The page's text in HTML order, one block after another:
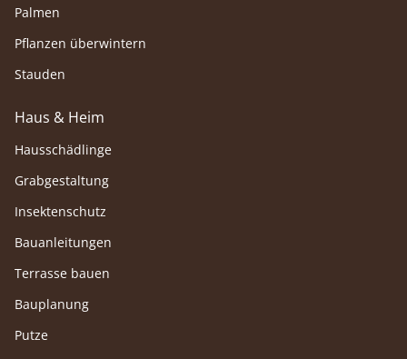
Palmen
Pflanzen überwintern
Stauden
Haus & Heim
Hausschädlinge
Grabgestaltung
Insektenschutz
Bauanleitungen
Terrasse bauen
Bauplanung
Putze